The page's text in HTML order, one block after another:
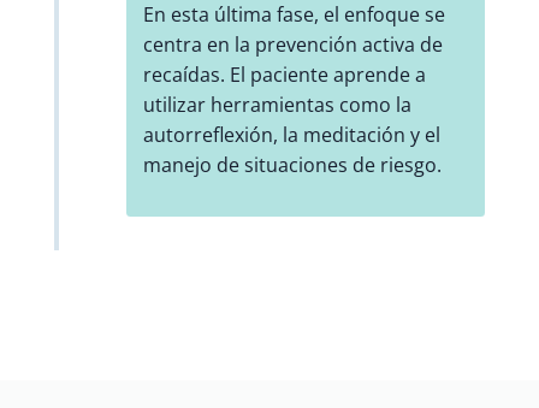
En esta última fase, el enfoque se
centra en la prevención activa de
recaídas. El paciente aprende a
utilizar herramientas como la
autorreflexión, la meditación y el
manejo de situaciones de riesgo.